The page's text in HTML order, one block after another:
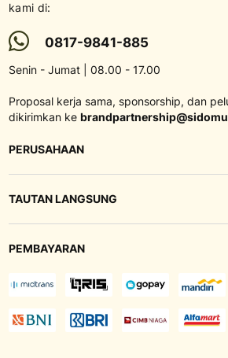
kami di:
0817-9841-885
Senin - Jumat | 08.00 - 17.00
Proposal kerja sama, sponsorship, dan
dikirimkan ke
PERUSAHAAN
TAUTAN LANGSUNG
PEMBAYARAN